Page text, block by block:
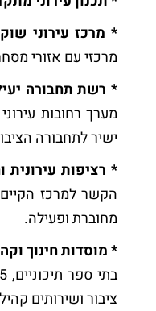
* מרכז עירוני
מרכזי עם אזורי
* רשת תחבורה
ישיר לתחבורה
* רציפות עירונית
הקשר למרכז
מחוברת ופעילה.
* מוסדות חינוך
ציבור ושירותים